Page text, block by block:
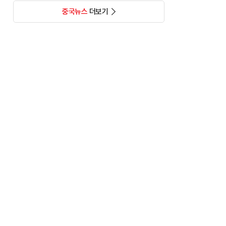
중국뉴스더보기